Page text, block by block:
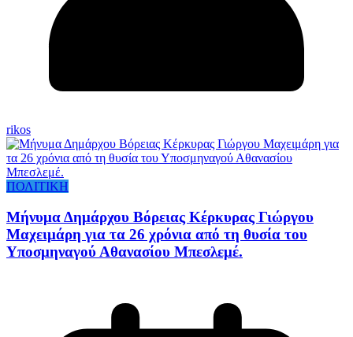
rikos
ΠΟΛΙΤΙΚΗ
Μήνυμα Δημάρχου Βόρειας Κέρκυρας Γιώργου
Μαχειμάρη για τα 26 χρόνια από τη θυσία του
Υποσμηναγού Αθανασίου Μπεσλεμέ.